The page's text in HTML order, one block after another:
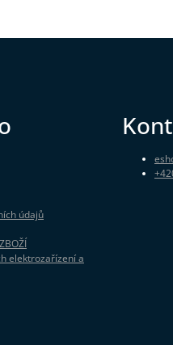
údajů
elektrozařízení a